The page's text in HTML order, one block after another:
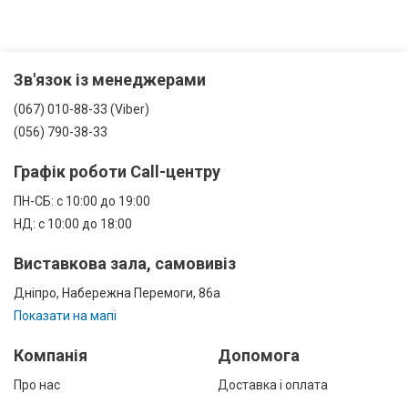
Зв'язок із менеджерами
(067) 010-88-33 (Viber)
(056) 790-38-33
Графік роботи Call-центру
ПН-СБ: с 10:00 до 19:00
НД: с 10:00 до 18:00
Виставкова зала, самовивіз
Дніпро, Набережна Перемоги, 86а
Показати на мапі
Компанія
Про нас
Допомога
Доставка і оплата